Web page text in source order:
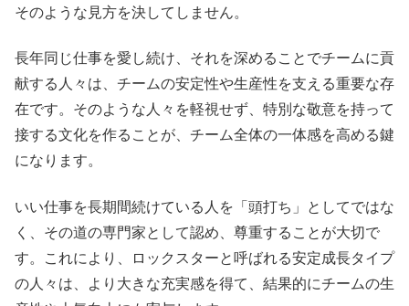
そのような見方を決してしません。
長年同じ仕事を愛し続け、それを深めることでチームに貢
献する人々は、チームの安定性や生産性を支える重要な存
在です。そのような人々を軽視せず、特別な敬意を持って
接する文化を作ることが、チーム全体の一体感を高める鍵
になります。
いい仕事を長期間続けている人を「頭打ち」としてではな
く、その道の専門家として認め、尊重することが大切で
す。これにより、ロックスターと呼ばれる安定成長タイプ
の人々は、より大きな充実感を得て、結果的にチームの生